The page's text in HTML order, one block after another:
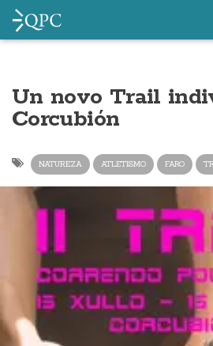
Un novo Trail
Corcubión
NATUREZA ATLETISMO FARO